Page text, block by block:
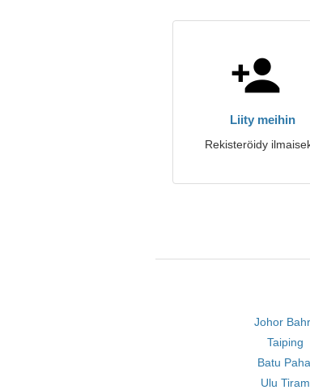
Liity meihin
Rekisteröidy
Johor
Taiping
Batu
Ulu Tiram